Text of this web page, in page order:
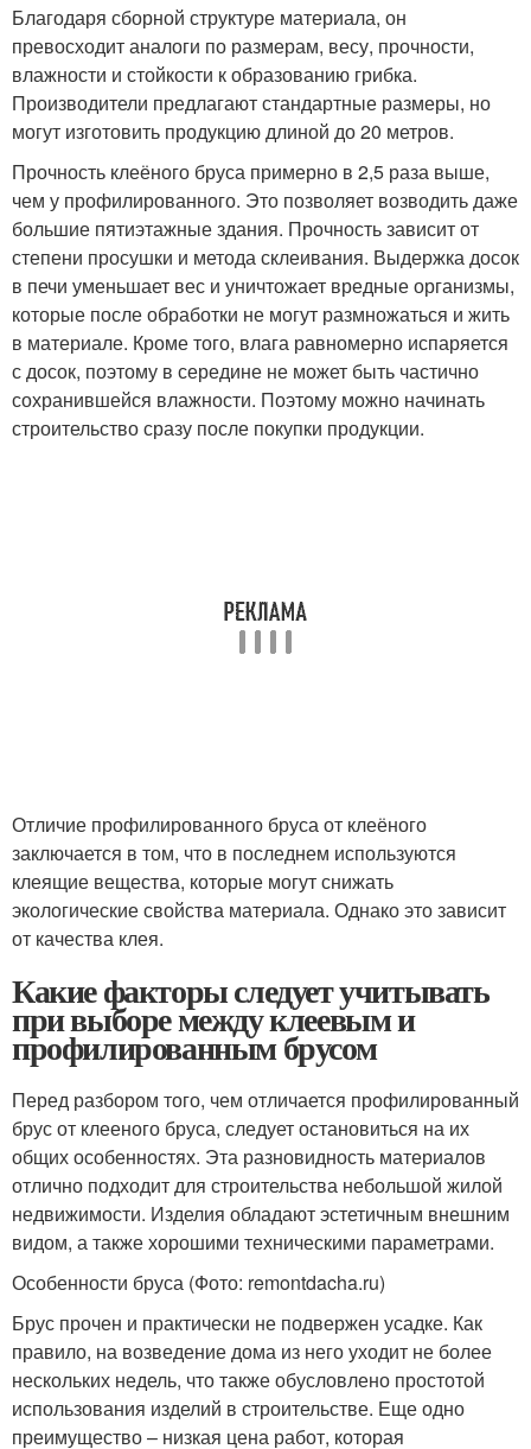
Благодаря сборной структуре материала, он
превосходит аналоги по размерам, весу, прочности,
влажности и стойкости к образованию грибка.
Производители предлагают стандартные размеры, но
могут изготовить продукцию длиной до 20 метров.
Прочность клеёного бруса примерно в 2,5 раза выше,
чем у профилированного. Это позволяет возводить даже
большие пятиэтажные здания. Прочность зависит от
степени просушки и метода склеивания. Выдержка досок
в печи уменьшает вес и уничтожает вредные организмы,
которые после обработки не могут размножаться и жить
в материале. Кроме того, влага равномерно испаряется
с досок, поэтому в середине не может быть частично
сохранившейся влажности. Поэтому можно начинать
строительство сразу после покупки продукции.
Отличие профилированного бруса от клеёного
заключается в том, что в последнем используются
клеящие вещества, которые могут снижать
экологические свойства материала. Однако это зависит
от качества клея.
Какие факторы следует учитывать
при выборе между клеевым и
профилированным брусом
Перед разбором того, чем отличается профилированный
брус от клееного бруса, следует остановиться на их
общих особенностях. Эта разновидность материалов
отлично подходит для строительства небольшой жилой
недвижимости. Изделия обладают эстетичным внешним
видом, а также хорошими техническими параметрами.
Особенности бруса (Фото: remontdacha.ru)
Брус прочен и практически не подвержен усадке. Как
правило, на возведение дома из него уходит не более
нескольких недель, что также обусловлено простотой
использования изделий в строительстве. Еще одно
преимущество – низкая цена работ, которая